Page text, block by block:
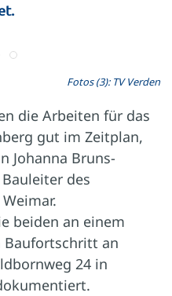
Fotos (3): TV Verden
die Arbeiten für das
gut im Zeitplan,
Johanna Bruns-
des
beiden an einem
Baufortschritt an
24 in